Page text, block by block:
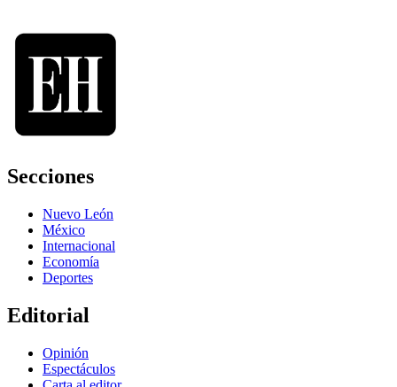
Secciones
Nuevo León
México
Internacional
Economía
Deportes
Editorial
Opinión
Espectáculos